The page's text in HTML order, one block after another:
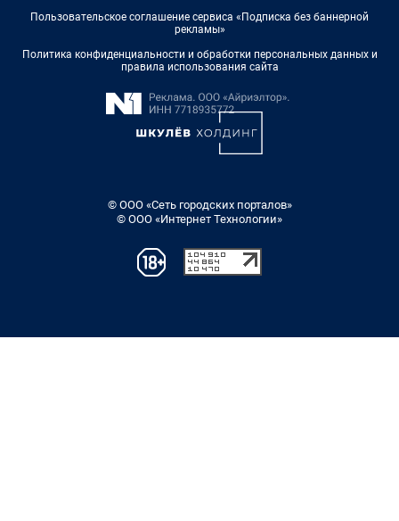
Пользовательское соглашение сервиса «Подписка без баннерной
рекламы»
Политика конфиденциальности и обработки персональных данных и
правила использования сайта
© ООО «Сеть городских порталов»
© ООО «Интернет Технологии»